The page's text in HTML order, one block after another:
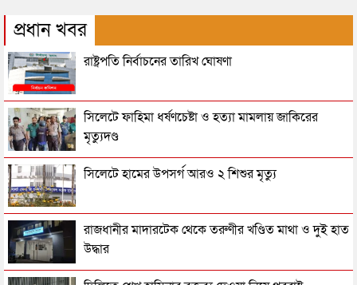
প্রধান খবর
রাষ্ট্রপতি নির্বাচনের তারিখ ঘোষণা
সিলেটে ফাহিমা ধর্ষণচেষ্টা ও হত্যা মামলায় জাকিরের
মৃত্যুদণ্ড
সিলেটে হামের উপসর্গ আরও ২ শিশুর মৃত্যু
রাজধানীর মাদারটেক থেকে তরুণীর খণ্ডিত মাথা ও দুই হাত
উদ্ধার